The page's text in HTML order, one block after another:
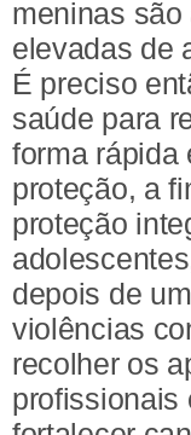
meninas
elevadas de
É preciso
saúde para
forma rápida
proteção, a
proteção
depois de
violências
recolher os
profissionais